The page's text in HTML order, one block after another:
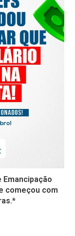
começou com